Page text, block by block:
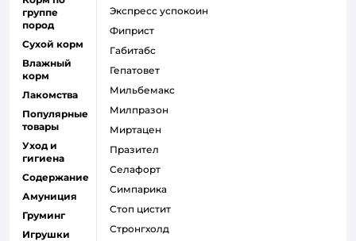
группе
пород
Сухой корм
Влажный
корм
Лакомства
Популярные
товары
Уход и
гигиена
Содержание
Амуниция
Груминг
Игрушки
экспресс успокоин
фиприст
габитабс
гепатовет
мильбемакс
милпразон
миртацен
празител
селафорт
симпарика
стоп цистит
стронгхолд